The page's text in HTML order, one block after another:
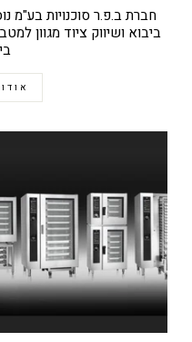
ביבוא ושיווק ציוד מגוון